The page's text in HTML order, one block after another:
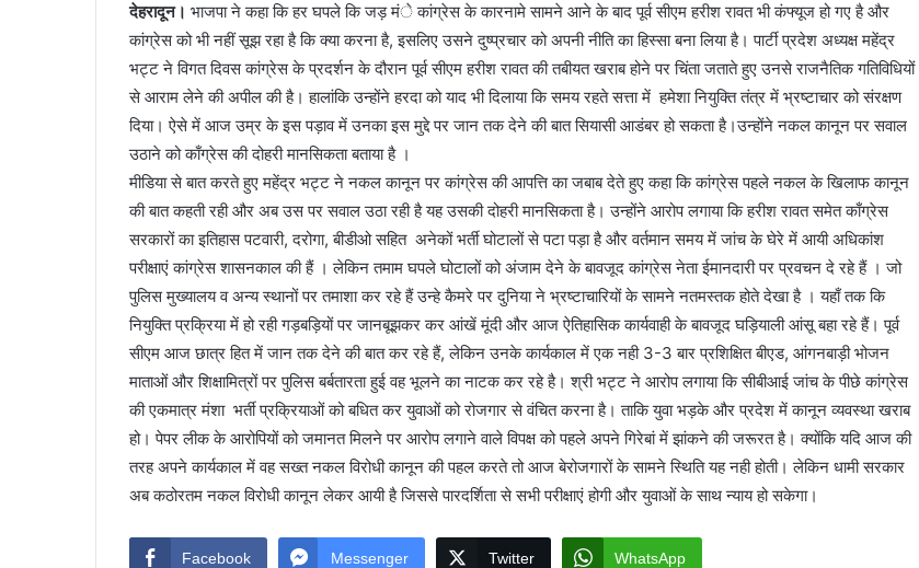
देहरादून। भाजपा ने कहा कि हर घपले कि जड़ मंे कांग्रेस के कारनामे सामने आने के बाद पूर्व सीएम हरीश रावत भी कंफ्यूज हो गए है और
कांग्रेस को भी नहीं सूझ रहा है कि क्या करना है, इसलिए उसने दुष्प्रचार को अपनी नीति का हिस्सा बना लिया है। पार्टी प्रदेश अध्यक्ष महेंद्र
भट्ट ने विगत दिवस कांग्रेस के प्रदर्शन के दौरान पूर्व सीएम हरीश रावत की तबीयत खराब होने पर चिंता जताते हुए उनसे राजनैतिक गतिविधियों
से आराम लेने की अपील की है। हालांकि उन्होंने हरदा को याद भी दिलाया कि समय रहते सत्ता में हमेशा नियुक्ति तंत्र में भ्रष्टाचार को संरक्षण
दिया। ऐसे में आज उम्र के इस पड़ाव में उनका इस मुद्दे पर जान तक देने की बात सियासी आडंबर हो सकता है।उन्होंने नकल कानून पर सवाल
उठाने को काँग्रेस की दोहरी मानसिकता बताया है ।
मीडिया से बात करते हुए महेंद्र भट्ट ने नकल कानून पर कांग्रेस की आपत्ति का जबाब देते हुए कहा कि कांग्रेस पहले नकल के खिलाफ कानून
की बात कहती रही और अब उस पर सवाल उठा रही है यह उसकी दोहरी मानसिकता है। उन्होंने आरोप लगाया कि हरीश रावत समेत काँग्रेस
सरकारों का इतिहास पटवारी, दरोगा, बीडीओ सहित अनेकों भर्ती घोटालों से पटा पड़ा है और वर्तमान समय में जांच के घेरे में आयी अधिकांश
परीक्षाएं कांग्रेस शासनकाल की हैं । लेकिन तमाम घपले घोटालों को अंजाम देने के बावजूद कांग्रेस नेता ईमानदारी पर प्रवचन दे रहे हैं । जो
पुलिस मुख्यालय व अन्य स्थानों पर तमाशा कर रहे हैं उन्हे कैमरे पर दुनिया ने भ्रष्टाचारियों के सामने नतमस्तक होते देखा है । यहाँ तक कि
नियुक्ति प्रक्रिया में हो रही गड़बड़ियों पर जानबूझकर कर आंखें मूंदी और आज ऐतिहासिक कार्यवाही के बावजूद घड़ियाली आंसू बहा रहे हैं। पूर्व
सीएम आज छात्र हित में जान तक देने की बात कर रहे हैं, लेकिन उनके कार्यकाल में एक नही 3-3 बार प्रशिक्षित बीएड, आंगनबाड़ी भोजन
माताओं और शिक्षामित्रों पर पुलिस बर्बतारता हुई वह भूलने का नाटक कर रहे है। श्री भट्ट ने आरोप लगाया कि सीबीआई जांच के पीछे कांग्रेस
की एकमात्र मंशा भर्ती प्रक्रियाओं को बधित कर युवाओं को रोजगार से वंचित करना है। ताकि युवा भड़के और प्रदेश में कानून व्यवस्था खराब
हो। पेपर लीक के आरोपियों को जमानत मिलने पर आरोप लगाने वाले विपक्ष को पहले अपने गिरेबां में झांकने की जरूरत है। क्योंकि यदि आज की
तरह अपने कार्यकाल में वह सख्त नकल विरोधी कानून की पहल करते तो आज बेरोजगारों के सामने स्थिति यह नही होती। लेकिन धामी सरकार
अब कठोरतम नकल विरोधी कानून लेकर आयी है जिससे पारदर्शिता से सभी परीक्षाएं होगी और युवाओं के साथ न्याय हो सकेगा।
Facebook Messenger Twitter WhatsApp